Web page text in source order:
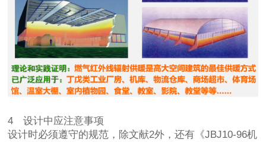
4 设计中应注意事项
设计时必须遵守的规范，除文献2外，还有《JBJ10-96机